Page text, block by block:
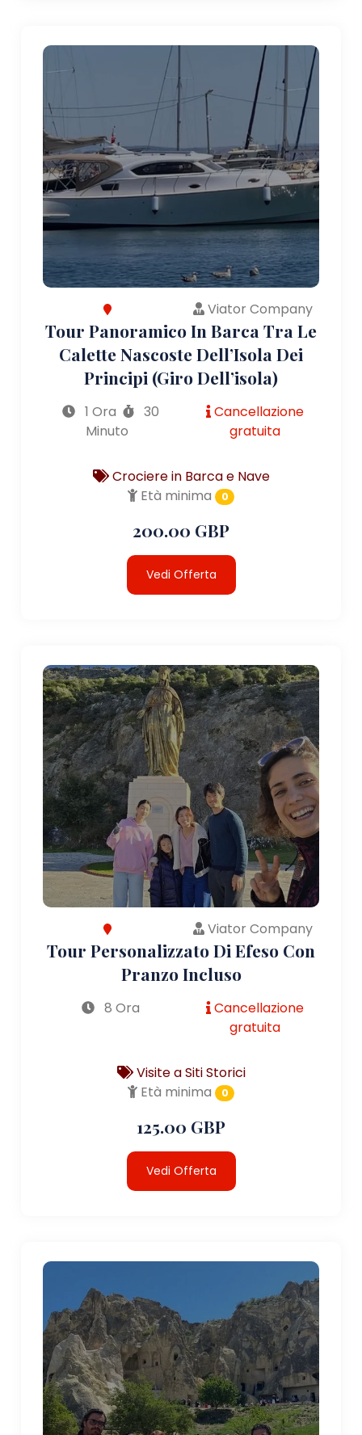
Viator Company
Tour Panoramico In Barca Tra Le
Calette Nascoste Dell’Isola Dei
Principi (giro Dell’isola)
1 Ora
30
Minuto
Cancellazione
gratuita
Crociere in Barca e Nave
Età minima
0
200.00 GBP
Vedi Offerta
Viator Company
Tour Personalizzato Di Efeso Con
Pranzo Incluso
8 Ora
Cancellazione
gratuita
Visite a Siti Storici
Età minima
0
125.00 GBP
Vedi Offerta